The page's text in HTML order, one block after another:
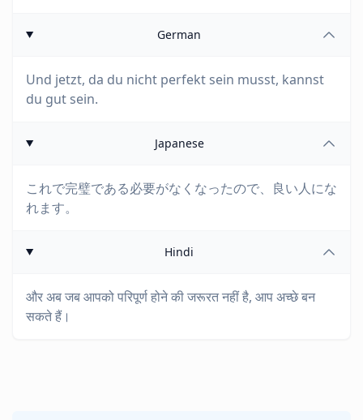
German
Und jetzt, da du nicht perfekt sein musst, kannst
du gut sein.
Japanese
これで完璧である必要がなくなったので、良い人にな
れます。
Hindi
और अब जब आपको परिपूर्ण होने की जरूरत नहीं है, आप अच्छे बन
सकते हैं।